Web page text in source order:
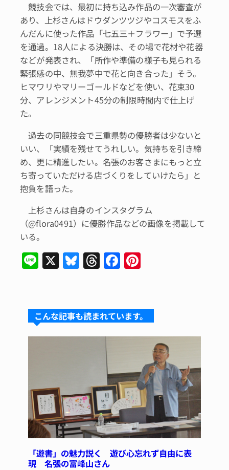
競技会では、最初に持ち込み作品の一次審査が
あり、上杉さんはドウダンツツジやコスモスをふ
んだんに使った作品「七五三＋フラワー」で予選
を通過。18人による決勝は、その場で花材や花器
などが発表され、「所作や準備の様子も見られる
緊張感の中、無我夢中で花と向き合った」そう。
ヒマワリやマリーゴールドなどを使い、花束30
分、アレンジメント45分の制限時間内で仕上げ
た。
過去の同競技会で三重県勢の優勝者は少ないと
いい、「実績を残せてうれしい。気持ちを引き締
め、更に精進したい。名張のお客さまにもっと立
ち寄っていただける店づくりをしていけたら」と
抱負を語った。
上杉さんは自身のインスタグラム
（@flora0491）に優勝作品などの画像を掲載して
いる。
Li
n
X Bl
u
s
k
y
T
hr
a
d
s
F
a
e
b
o
k
re
st
こんな記事も読まれています。
「遊書」の魅力説く 遊び心忘れず自由に表
現 名張の富峰山さん